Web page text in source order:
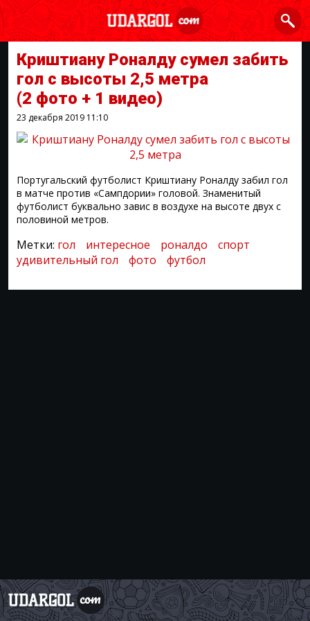
Криштиану Роналду сумел забить
гол с высоты 2,5 метра
(2 фото + 1 видео)
23 декабря 2019 11:10
Португальский футболист Криштиану Роналду забил гол
в матче против «Сампдории» головой. Знаменитый
футболист буквально завис в воздухе на высоте двух с
половиной метров.
Метки: гол интересное роналдо
спорт
удивительный гол
фото футбол